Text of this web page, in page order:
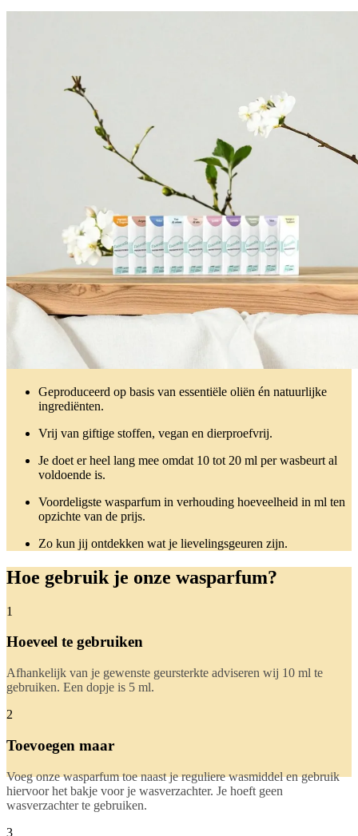
Geproduceerd op basis van essentiële oliën én natuurlijke
ingrediënten.
Vrij van giftige stoffen, vegan en dierproefvrij.
Je doet er heel lang mee omdat 10 tot 20 ml per wasbeurt al
voldoende is.
Voordeligste wasparfum in verhouding hoeveelheid in ml ten
opzichte van de prijs.
Zo kun jij ontdekken wat je lievelingsgeuren zijn.
Hoe gebruik je onze wasparfum?
1
Hoeveel te gebruiken
Afhankelijk van je gewenste geursterkte adviseren wij 10 ml te
gebruiken. Een dopje is 5 ml.
2
Toevoegen maar
Voeg onze wasparfum toe naast je reguliere wasmiddel en gebruik
hiervoor het bakje voor je wasverzachter. Je hoeft geen
wasverzachter te gebruiken.
3